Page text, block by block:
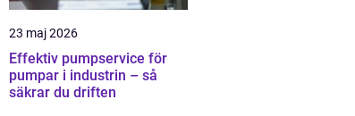
23 maj 2026
Effektiv pumpservice för
pumpar i industrin – så
säkrar du driften